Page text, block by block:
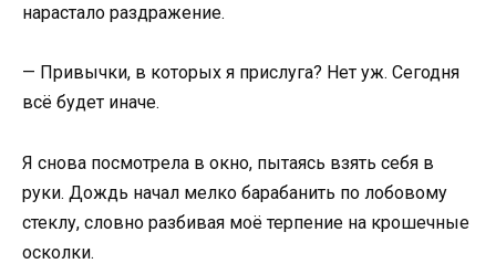
нарастало раздражение.
— Привычки, в которых я прислуга? Нет уж. Сегодня
всё будет иначе.
Я снова посмотрела в окно, пытаясь взять себя в
руки. Дождь начал мелко барабанить по лобовому
стеклу, словно разбивая моё терпение на крошечные
осколки.